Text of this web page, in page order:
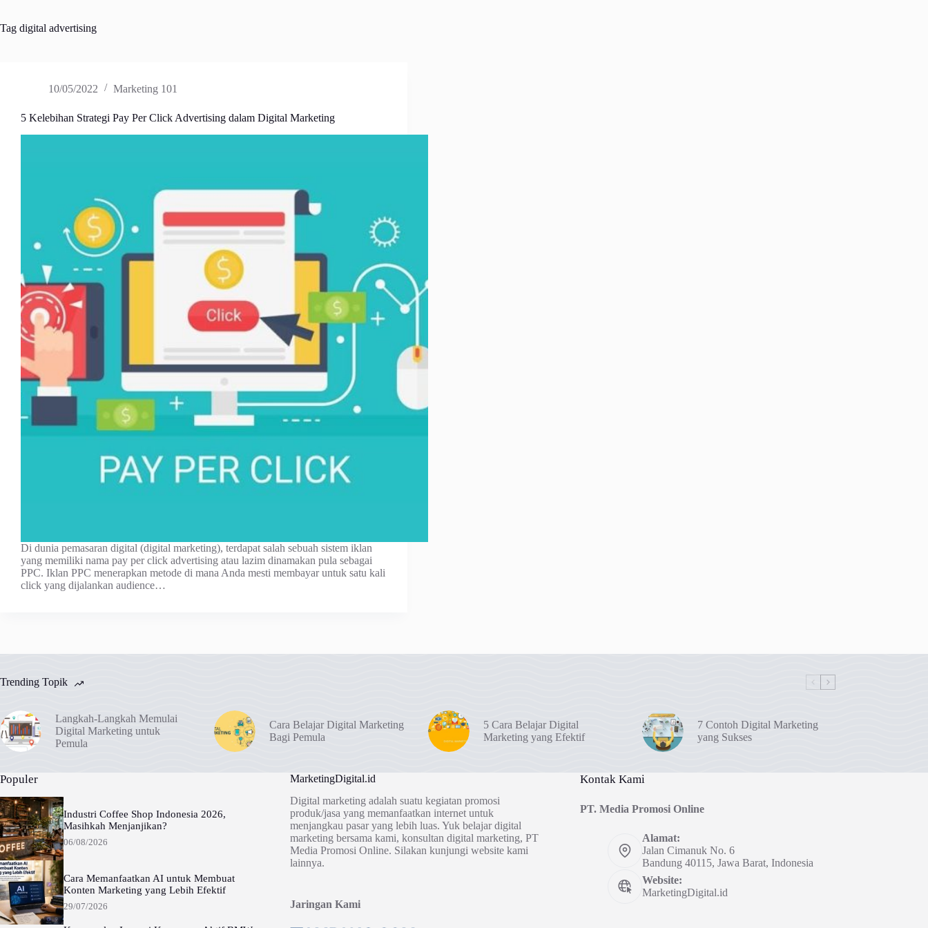
Tag digital advertising
10/05/2022 Marketing 101
5 Kelebihan Strategi Pay Per Click Advertising dalam Digital Marketing
Di dunia pemasaran digital (digital marketing), terdapat salah sebuah sistem iklan
yang memiliki nama pay per click advertising atau lazim dinamakan pula sebagai
PPC. Iklan PPC menerapkan metode di mana Anda mesti membayar untuk satu kali
click yang dijalankan audience…
Trending Topik
Langkah-Langkah Memulai
Digital Marketing untuk
Pemula
Cara Belajar Digital Marketing
Bagi Pemula
5 Cara Belajar Digital
Marketing yang Efektif
7 Contoh Digital Marketing
yang Sukses
Populer
Industri Coffee Shop Indonesia 2026,
Masihkah Menjanjikan?
06/08/2026
Cara Memanfaatkan AI untuk Membuat
Konten Marketing yang Lebih Efektif
29/07/2026
MarketingDigital.id
Digital marketing adalah suatu kegiatan promosi
produk/jasa yang memanfaatkan internet untuk
menjangkau pasar yang lebih luas. Yuk belajar digital
marketing bersama kami, konsultan digital marketing, PT
Media Promosi Online. Silakan kunjungi website kami
lainnya.
Jaringan Kami
Kontak Kami
PT. Media Promosi Online
Alamat:
Jalan Cimanuk No. 6
Bandung 40115, Jawa Barat, Indonesia
Website:
MarketingDigital.id